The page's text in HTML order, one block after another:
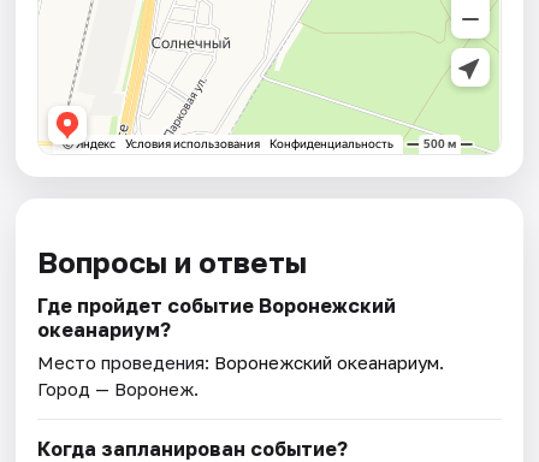
Вопросы и ответы
Где пройдет событие Воронежский
океанариум?
Место проведения: Воронежский океанариум.
Город — Воронеж.
Когда запланирован событие?